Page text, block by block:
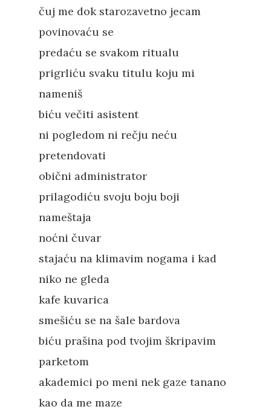
"Esc" da izađete
čuj me dok starozavetno jecam
povinovaću se
predaću se svakom ritualu
prigrliću svaku titulu koju mi
nameniš
biću večiti asistent
ni pogledom ni rečju neću
pretendovati
obični administrator
prilagodiću svoju boju boji
nameštaja
noćni čuvar
stajaću na klimavim nogama i kad
niko ne gleda
kafe kuvarica
smešiću se na šale bardova
biću prašina pod tvojim škripavim
parketom
akademici po meni nek gaze tanano
kao da me maze